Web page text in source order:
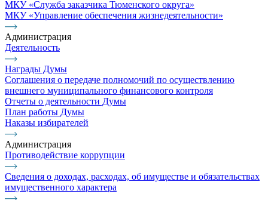
МКУ «Служба заказчика Тюменского округа»
МКУ «Управление обеспечения жизнедеятельности»
Администрация
Деятельность
Награды Думы
Соглашения о передаче полномочий по осуществлению
внешнего муниципального финансового контроля
Отчеты о деятельности Думы
План работы Думы
Наказы избирателей
Администрация
Противодействие коррупции
Сведения о доходах, расходах, об имуществе и обязательствах
имущественного характера